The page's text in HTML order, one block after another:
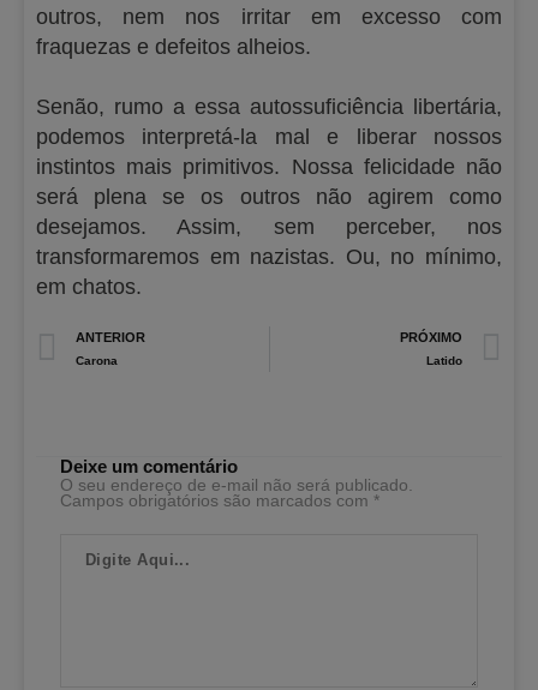
outros, nem nos irritar em excesso com
fraquezas e defeitos alheios.
Senão, rumo a essa autossuficiência libertária,
podemos interpretá-la mal e liberar nossos
instintos mais primitivos. Nossa felicidade não
será plena se os outros não agirem como
desejamos. Assim, sem perceber, nos
transformaremos em nazistas. Ou, no mínimo,
em chatos.
Prev
ANTERIOR
Carona
PRÓXIMO
Latido
Deixe um comentário
O seu endereço de e-mail não será publicado.
Campos obrigatórios são marcados com *
Aqui...